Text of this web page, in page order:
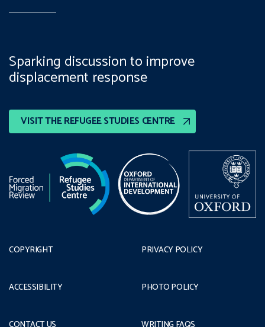
VISIT THE REFUGEE STUDIES CENTRE
Sparking discussion to improve
displacement response
COPYRIGHT
ACCESSIBILITY
PRIVACY POLICY
PHOTO POLICY